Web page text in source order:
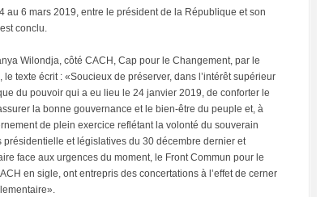
au 6 mars 2019, entre le président de la République et son
conclu.
Wilondja, côté CACH, Cap pour le Changement, par le
texte écrit : «Soucieux de préserver, dans l’intérêt supérieur
du pouvoir qui a eu lieu le 24 janvier 2019, de conforter le
la bonne gouvernance et le bien-être du peuple et, à
de plein exercice reflétant la volonté du souverain
et législatives du 30 décembre dernier et
face aux urgences du moment, le Front Commun pour le
en sigle, ont entrepris des concertations à l’effet de cerner